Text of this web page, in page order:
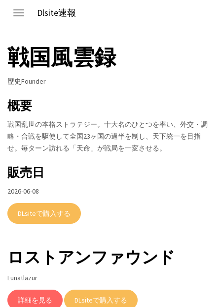
ToggleDlsite速報
戦国風雲録
歴史Founder
概要
戦国乱世の本格ストラテジー。十大名のひとつを率い、外交・調
略・合戦を駆使して全国23ヶ国の過半を制し、天下統一を目指
せ。毎ターン訪れる「天命」が戦局を一変させる。
販売日
2026-06-08
DLsiteで購入する
ロストアンファウンド
Lunatlazur
詳細を見る DLsiteで購入する